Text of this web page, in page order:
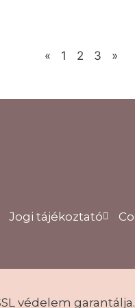
«
1 2 3 »
Jogi tájékoztató
védelem garantálja.